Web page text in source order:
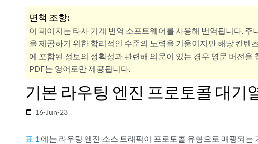
면책 조항:
이 페이지는 타사 기계 번역 소프트웨어를 사용해 번역됩니다.
을 제공하기 위한 합리적인 수준의 노력을 기울이지만 해당 컨텐
에 포함된 정보의 정확성과 관련해 의문이 있는 경우 영문 버전
PDF는 영어로만 제공됩니다.
기본 라우팅 엔진 프로토콜 대기
date_range 16-Jun-23
표 1 에는 라우팅 엔진 소스 트래픽이 프로토콜 유형으로 매핑되는